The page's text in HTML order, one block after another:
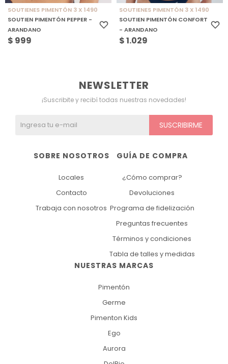
SOUTIENES PIMENTÓN 3 X 1490
SOUTIEN PIMENTÓN PEPPER -
ARANDANO
$ 999
SOUTIENES PIMENTÓN 3 X 1490
SOUTIEN PIMENTÓN CONFORT
- ARANDANO
$1.029
NUESTRAS MARCAS
Pimentón
Germe
Pimenton Kids
Ego
Aurora
GUÍA DE COMPRA
¿Cómo comprar?
Devoluciones
Programa de fidelización
Preguntas frecuentes
Términos y condiciones
Tabla de talles y medidas
SOBRE NOSOTROS
Locales
Contacto
Trabaja con nosotros
NEWSLETTER
¡Suscribite y recibí todas nuestras novedades!
SUSCRIBIRME